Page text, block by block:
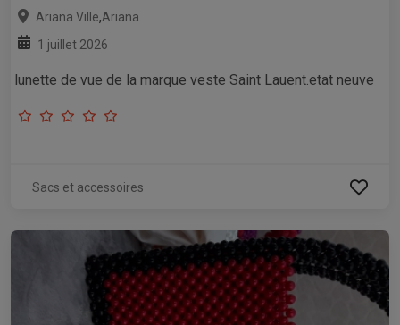
Ariana Ville,Ariana
1 juillet 2026
lunette de vue de la marque veste Saint Lauent.etat neuve
Sacs et accessoires